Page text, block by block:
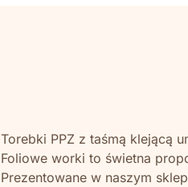
Torebki PPZ z taśmą klejącą
Foliowe worki to świetna
Prezentowane w naszym